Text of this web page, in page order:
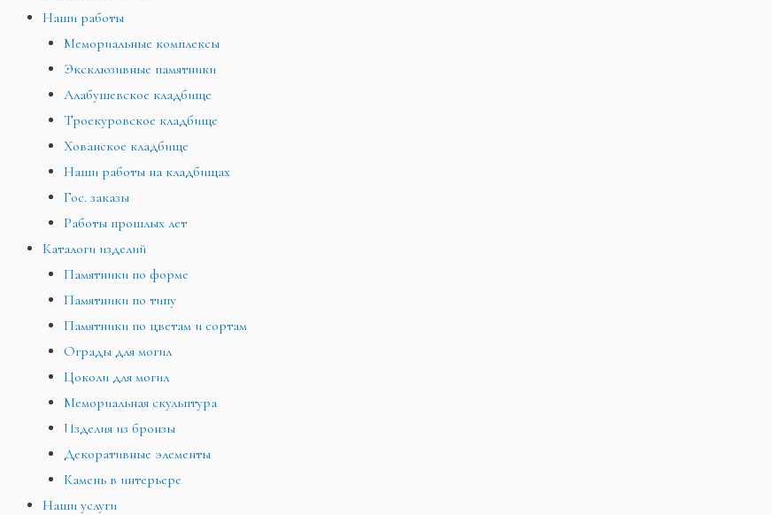
Наши работы
Мемориальные комплексы
Эксклюзивные памятники
Алабушевское кладбище
Троекуровское кладбище
Хованское кладбище
Наши работы на кладбищах
Гос. заказы
Работы прошлых лет
Каталоги изделий
Памятники по форме
Памятники по типу
Памятники по цветам и сортам
Ограды для могил
Цоколи для могил
Мемориальная скульптура
Изделия из бронзы
Декоративные элементы
Камень в интерьере
Наши услуги